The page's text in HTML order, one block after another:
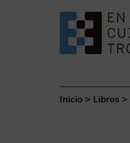
SALTAR AL
Inicio > Libros >